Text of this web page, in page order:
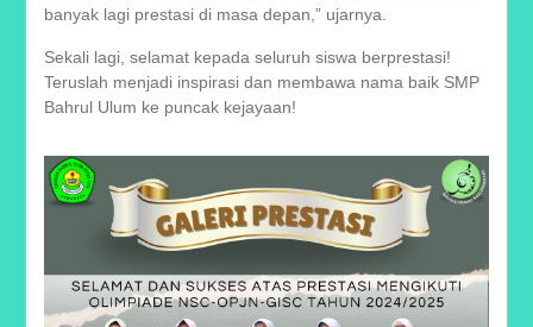
banyak lagi prestasi di masa depan,” ujarnya.
Sekali lagi, selamat kepada seluruh siswa berprestasi!
Teruslah menjadi inspirasi dan membawa nama baik SMP
Bahrul Ulum ke puncak kejayaan!